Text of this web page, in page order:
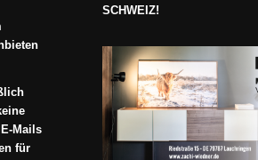
Mails
für
SCHWEIZ!